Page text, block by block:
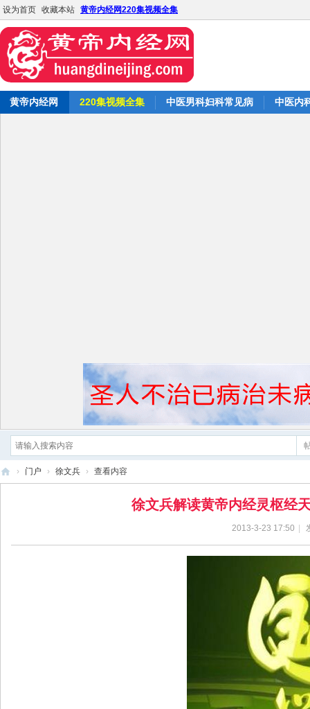
设为首页 收藏本站 黄帝内经网220集视频全集
黄帝内经网 220集视频全集 中医男科妇科常见病 中医内
› 门户 › 徐文兵 › 查看内容
徐文兵解读黄帝内经灵枢经
2013-3-23 17:50